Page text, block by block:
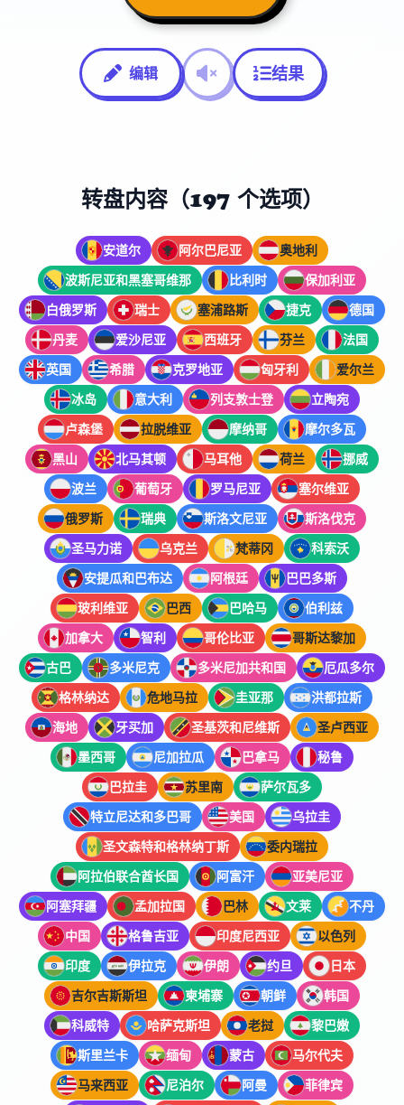
编辑 结果
转盘内容（197 个选项）
安道尔 阿尔巴尼亚
奥地利
波斯尼亚和黑塞哥维那
比利时
保加利亚
白俄罗斯
瑞士 塞浦路斯 捷克
德国
丹麦
爱沙尼亚 西班牙 芬兰
法国
英国
希腊 克罗地亚 匈牙利
爱尔兰
冰岛
意大利 列支敦士登
立陶宛
卢森堡
拉脱维亚 摩纳哥
摩尔多瓦
黑山
北马其顿 马耳他 荷兰
挪威
波兰
葡萄牙 罗马尼亚
塞尔维亚
俄罗斯
瑞典 斯洛文尼亚
斯洛伐克
圣马力诺
乌克兰 梵蒂冈
科索沃
安提瓜和巴布达
阿根廷
巴巴多斯
玻利维亚
巴西 巴哈马
伯利兹
加拿大
智利 哥伦比亚
哥斯达黎加
古巴
多米尼克 多米尼加共和国
厄瓜多尔
格林纳达
危地马拉 圭亚那
洪都拉斯
海地
牙买加 圣基茨和尼维斯
圣卢西亚
墨西哥
尼加拉瓜 巴拿马
秘鲁
巴拉圭
苏里南
萨尔瓦多
特立尼达和多巴哥
美国
乌拉圭
圣文森特和格林纳丁斯
委内瑞拉
阿拉伯联合酋长国
阿富汗
亚美尼亚
阿塞拜疆
孟加拉国 巴林 文莱
不丹
中国
格鲁吉亚 印度尼西亚
以色列
印度
伊拉克 伊朗 约旦
日本
吉尔吉斯斯坦
柬埔寨 朝鲜
韩国
科威特
哈萨克斯坦 老挝
黎巴嫩
斯里兰卡
缅甸 蒙古
马尔代夫
马来西亚
尼泊尔 阿曼
菲律宾